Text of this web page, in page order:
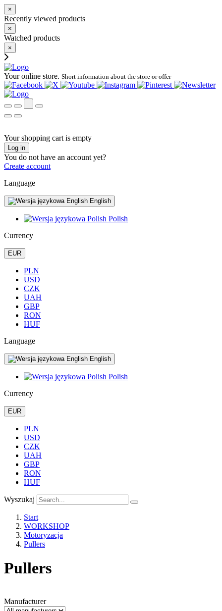
×
Recently viewed products
×
Watched products
×
Your online store. Short information about the store or offer
Your shopping cart is empty
Log in
You do not have an account yet?
Create account
Language
English
Polish
Currency
EUR
PLN
USD
CZK
UAH
GBP
RON
HUF
Language
English
Polish
Currency
EUR
PLN
USD
CZK
UAH
GBP
RON
HUF
Wyszukaj
Start
WORKSHOP
Motoryzacja
Pullers
Pullers
Manufacturer